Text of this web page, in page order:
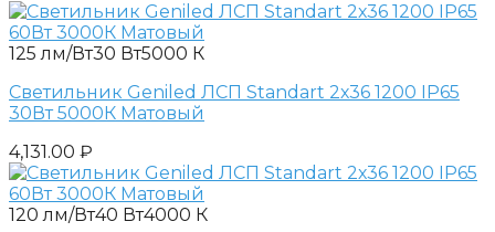
125 лм/Вт30 Вт5000 К
Светильник Geniled ЛСП Standart 2х36 1200 IP65
30Вт 5000К Матовый
4,131.00 ₽
120 лм/Вт40 Вт4000 К